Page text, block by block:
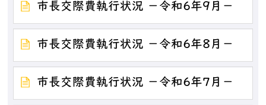
市長交際費執行状況 －令和6年9月－
市長交際費執行状況 －令和6年8月－
市長交際費執行状況 －令和6年7月－